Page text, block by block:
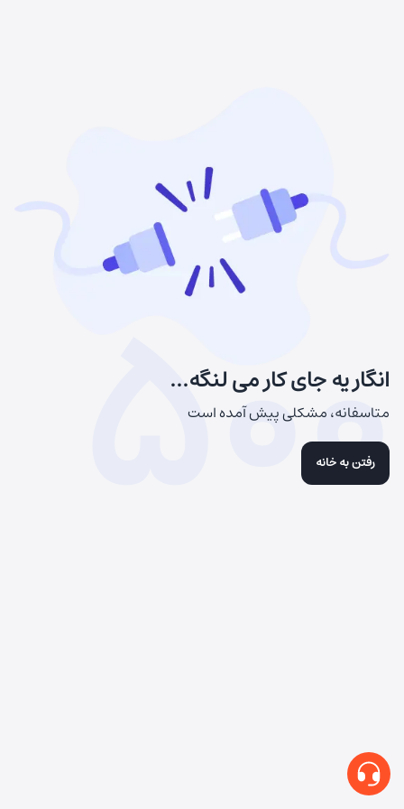
انگار یه جای کار می لنگه...
متاسفانه، مشکلی پیش آمده است
رفتن به خانه
500